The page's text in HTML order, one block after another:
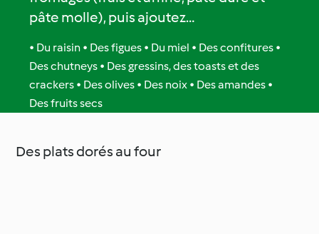
pâte molle), puis ajoutez…
• Du raisin • Des figues • Du miel • Des confitures •
Des chutneys • Des gressins, des toasts et des
crackers • Des olives • Des noix • Des amandes •
Des fruits secs
Des plats dorés au four